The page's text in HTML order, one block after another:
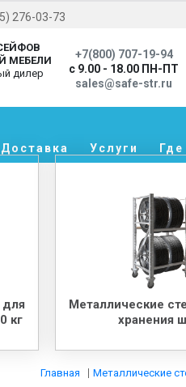
276-03-73
МЕБЕЛИ
дилер
+7(800) 707-19-94
с 9.00 - 18.00 ПН-ПТ
sales@safe-str.ru
Доставка Услуги
кг
Металлические
хранения
Главная Металлические